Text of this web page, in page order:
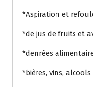
*Aspiration et
*de jus de fruits et
*denrées
*bières, vins, alcools